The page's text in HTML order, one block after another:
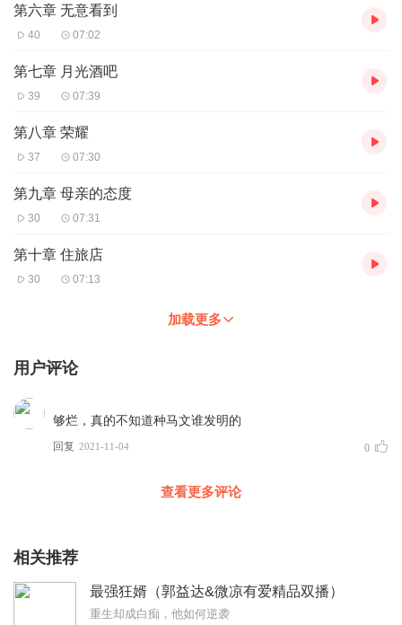
第六章 无意看到
40 07:02
第七章 月光酒吧
39 07:39
第八章 荣耀
37 07:30
第九章 母亲的态度
30 07:31
第十章 住旅店
30 07:13
加载更多
用户评论
够烂，真的不知道种马文谁发明的
回复 2021-11-04 0
查看更多评论
相关推荐
最强狂婿（郭益达&微凉有爱精品双播）
重生却成白痴，他如何逆袭